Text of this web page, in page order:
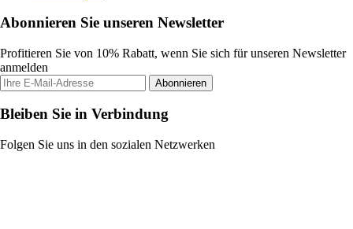
Abonnieren Sie unseren Newsletter
Profitieren Sie von 10% Rabatt, wenn Sie sich für unseren Newsletter
anmelden
Abonnieren
Bleiben Sie in Verbindung
Folgen Sie uns in den sozialen Netzwerken